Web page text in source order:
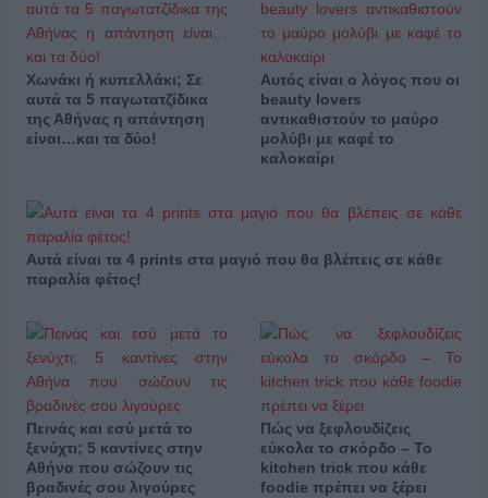
Χωνάκι ή κυπελλάκι; Σε
αυτά τα 5 παγωτατζίδικα
της Αθήνας η απάντηση
είναι…και τα δύο!
Αυτός είναι ο λόγος που οι
beauty lovers
αντικαθιστούν το μαύρο
μολύβι με καφέ το
καλοκαίρι
Αυτά είναι τα 4 prints στα μαγιό που θα βλέπεις σε κάθε
παραλία φέτος!
Πεινάς και εσύ μετά το
ξενύχτι; 5 καντίνες στην
Αθήνα που σώζουν τις
βραδινές σου λιγούρες
Πώς να ξεφλουδίζεις
εύκολα το σκόρδο – Το
kitchen trick που κάθε
foodie πρέπει να ξέρει